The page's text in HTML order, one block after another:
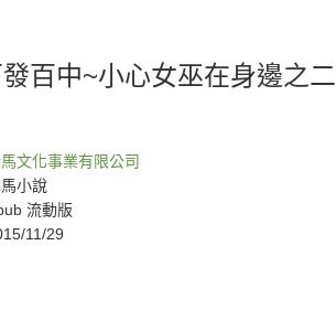
百中~小心女巫在身邊之二
文化事業有限公司
小說
流動版
11/29